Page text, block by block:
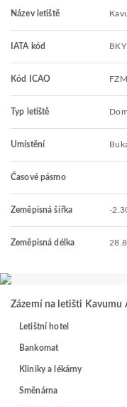
Název letiště
IATA kód BKY
Kód ICAO
Typ letiště
Umístění
Časové pásmo
Zeměpisná šířka -
Zeměpisná délka
Zázemí na letišti Kavumu
Letištní hotel
Bankomat
Kliniky a lékárny
Směnárna